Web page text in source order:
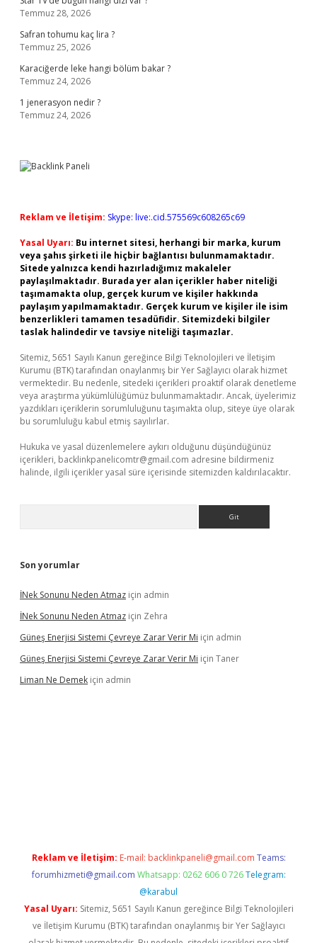
Temmuz 28, 2026
Safran tohumu kaç lira ?
Temmuz 25, 2026
Karaciğerde leke hangi bölüm bakar ?
Temmuz 24, 2026
1 jenerasyon nedir ?
Temmuz 24, 2026
Reklam ve İletişim: Skype: live:.cid.575569c608265c69
Yasal Uyarı: Bu internet sitesi, herhangi bir marka, kurum
veya şahıs şirketi ile hiçbir bağlantısı bulunmamaktadır.
Sitede yalnızca kendi hazırladığımız makaleler
paylaşılmaktadır. Burada yer alan içerikler haber niteliği
taşımamakta olup, gerçek kurum ve kişiler hakkında
paylaşım yapılmamaktadır. Gerçek kurum ve kişiler ile isim
benzerlikleri tamamen tesadüfidir. Sitemizdeki bilgiler
taslak halindedir ve tavsiye niteliği taşımazlar.
Sitemiz, 5651 Sayılı Kanun gereğince Bilgi Teknolojileri ve İletişim
Kurumu (BTK) tarafından onaylanmış bir Yer Sağlayıcı olarak hizmet
vermektedir. Bu nedenle, sitedeki içerikleri proaktif olarak denetleme
veya araştırma yükümlülüğümüz bulunmamaktadır. Ancak, üyelerimiz
yazdıkları içeriklerin sorumluluğunu taşımakta olup, siteye üye olarak
bu sorumluluğu kabul etmiş sayılırlar.
Hukuka ve yasal düzenlemelere aykırı olduğunu düşündüğünüz
içerikleri, backlinkpanelicomtr@gmail.com adresine bildirmeniz
halinde, ilgili içerikler yasal süre içerisinde sitemizden kaldırılacaktır.
Son yorumlar
İNek Sonunu Neden Atmaz için admin
İNek Sonunu Neden Atmaz için Zehra
Güneş Enerjisi Sistemi Çevreye Zarar Verir Mi için admin
Güneş Enerjisi Sistemi Çevreye Zarar Verir Mi için Taner
Liman Ne Demek için admin
Reklam ve İletişim: E-mail: backlinkpaneli@gmail.com Teams:
forumhizmeti@gmail.com Whatsapp: 0262 606 0 726 Telegram:
@karabul
Yasal Uyarı: Sitemiz, 5651 Sayılı Kanun gereğince Bilgi Teknolojileri
ve İletişim Kurumu (BTK) tarafından onaylanmış bir Yer Sağlayıcı